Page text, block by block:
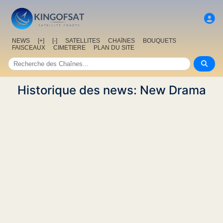
NEWS [+] [-] SATELLITES CHAîNES
BOUQUETS
FAISCEAUX
CIMETIERE PLAN DU SITE
Historique des news: New Drama